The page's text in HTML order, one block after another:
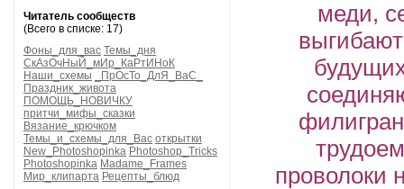
Читатель сообществ
(Всего в списке: 17)
Фоны_для_вас Темы_дня
СкАзОчНыЙ_мИр_КаРтИНоК
Наши_схемы
_ПрОсТо_ДлЯ_ВаС_
Праздник_живота
ПОМОЩЬ_НОВИЧКУ
притчи_мифы_сказки
Вязание_крючком
Темы_и_схемы_для_Вас открытки
New_Photoshopinka Photoshop_Tricks
Photoshopinka Madame_Frames
Мир_клипарта Рецепты_блюд
меди,
проволоки